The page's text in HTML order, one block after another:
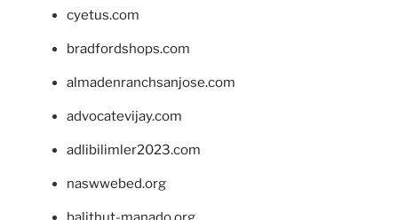
cyetus.com
bradfordshops.com
almadenranchsanjose.com
advocatevijay.com
adlibilimler2023.com
naswwebed.org